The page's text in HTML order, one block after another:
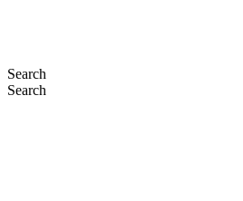
Search
Search